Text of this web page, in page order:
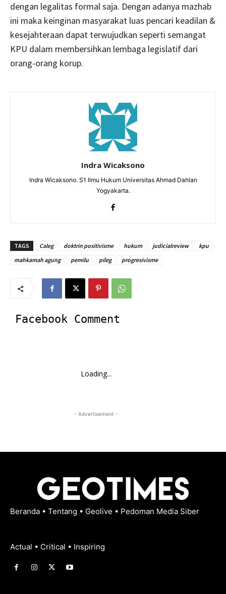
dengan legalitas formal saja. Dengan adanya mazhab
ini maka keinginan masyarakat luas pencari keadilan &
kesejahteraan dapat terwujudkan seperti semangat
KPU dalam membersihkan lembaga legislatif dari
orang-orang korup.
Indra Wicaksono
Indra Wicaksono. S1 Ilmu Hukum Universitas Ahmad Dahlan
Yogyakarta.
TAGS Caleg doktrin positivisme hukum judicialreview
kpu
mahkamah agung
pemilu pileg progresivisme
Facebook Comment
Loading...
- Advertisement -
Beranda • Tentang • Geolive • Pedoman Media Siber
Actual • Critical • Inspiring